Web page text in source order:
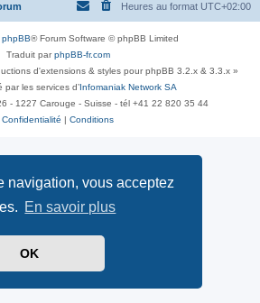
navigation, vous acceptez
En savoir plus
OK
Heures au format UTC+02:00
phpBB® Forum Software © phpBB Limited
Traduit parphpBB-fr.com
d'extensions & styles pour phpBB 3.2.x & 3.3.x »
par les services d’ Infomaniak Network SA
- 1227 Carouge - Suisse - tél +41 22 820 35 44
Confidentialité
Conditions